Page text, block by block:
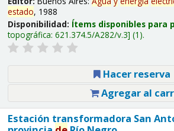
estado, 1988
Disponibilidad: Ítems disponibles para
topográfica: 621.374.5/A282/v.3 (1).
Hacer reserva
Agregar al
Estación transformadora San